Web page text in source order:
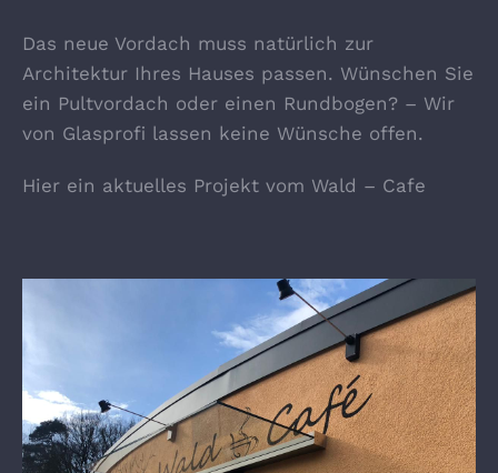
Das neue Vordach muss natürlich zur
Architektur Ihres Hauses passen. Wünschen Sie
ein Pultvordach oder einen Rundbogen? – Wir
von Glasprofi lassen keine Wünsche offen.
Hier ein aktuelles Projekt vom Wald – Cafe